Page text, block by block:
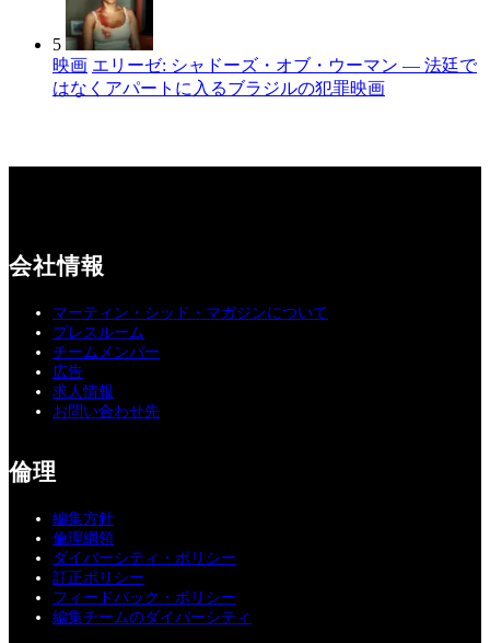
5
映画 エリーゼ: シャドーズ・オブ・ウーマン — 法廷で
はなくアパートに入るブラジルの犯罪映画
会社情報
マーティン・シッド・マガジンについて
プレスルーム
チームメンバー
広告
求人情報
お問い合わせ先
倫理
編集方針
倫理綱領
ダイバーシティ・ポリシー
訂正ポリシー
フィードバック・ポリシー
編集チームのダイバーシティ